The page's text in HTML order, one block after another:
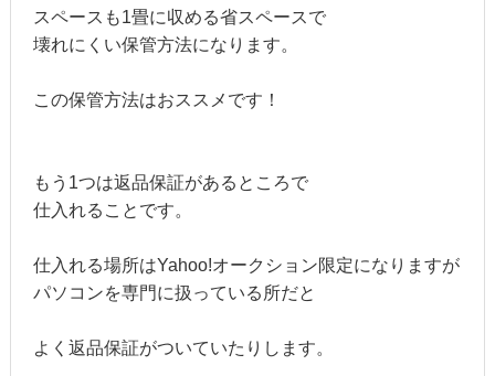
スペースも1畳に収める省スペースで
壊れにくい保管方法になります。
この保管方法はおススメです！
もう1つは返品保証があるところで
仕入れることです。
仕入れる場所はYahoo!オークション限定になりますが
パソコンを専門に扱っている所だと
よく返品保証がついていたりします。